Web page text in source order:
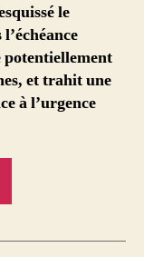
le
potentiellement
et trahit une
à l’urgence
l’inquiétant